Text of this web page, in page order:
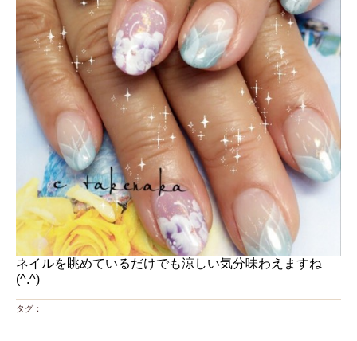
ネイルを眺めているだけでも涼しい気分味わえますね
(^.^)
タグ：